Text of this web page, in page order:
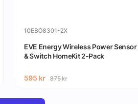
10EBO8301-2X
EVE Energy Wireless Power Sensor
& Switch HomeKit 2-Pack
595 kr 875kr